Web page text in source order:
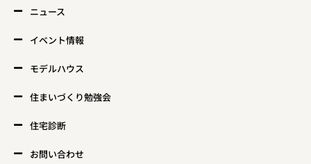
ニュース
イベント情報
モデルハウス
住まいづくり勉強会
住宅診断
お問い合わせ